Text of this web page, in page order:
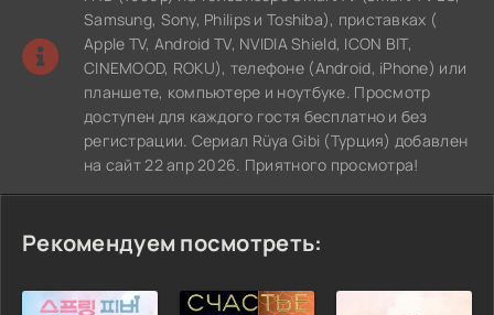
Samsung, Sony, Philips и Toshiba), приставках (
Apple TV, Android TV, NVIDIA Shield, ICON BIT,
CINEMOOD, ROKU), телефоне (Android, iPhone) или
планшете, компьютере и ноутбуке. Просмотр
доступен для каждого гостя бесплатно и без
регистрации. Сериал Rüya Gibi (Турция) добавлен
на сайт 22 апр 2026. Приятного просмотра!
Рекомендуем посмотреть: